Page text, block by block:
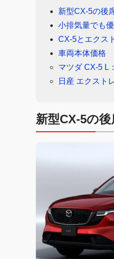
新型CX-5の後
小排気量でも
CX-5とエクス
車両本体価格
マツダ CX-5 L
日産 エクスト
新型CX-5の